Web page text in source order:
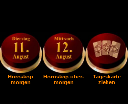
Horoskop
morgen
Horoskop über-
morgen
Tageskarte
ziehen